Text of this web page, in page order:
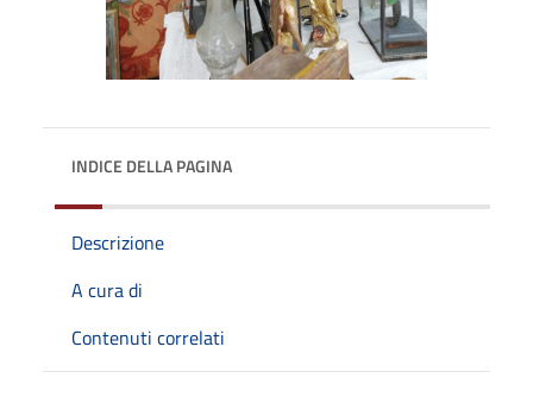
INDICE DELLA PAGINA
Descrizione
A cura di
Contenuti correlati